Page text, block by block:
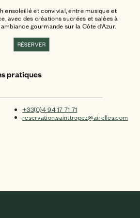
vous. Il ne vous reste plus qu'à choisir
pratiques
+33(0)4 94 17 71 71
reservation.sainttropez@airelles.com
ensoleillé et convivial, entre musique et
avec des créations sucrées et salées à
gourmande sur la Côte d’Azur.
RÉSERVER